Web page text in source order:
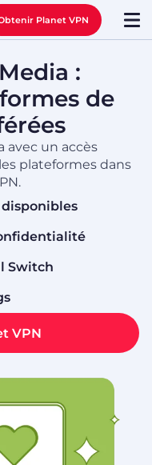
Planet VPN
:
de
avec un accès
plateformes dans
Switch
VPN